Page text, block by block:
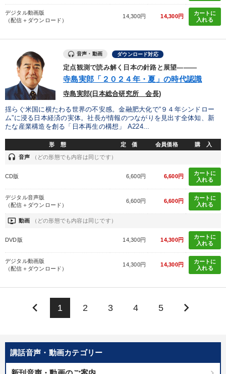
講話音声・動画カテゴリー
デジタル動画版
（配信＋ダウンロード）
14,300円 14,300円
カートに
入れる
音声・動画 ダウンロード対応
定点観測で読み解く日本の針路と展望―――
寺島実郎「２０２４年・夏」の時代認識
寺島実郎(日本総合研究所 会長)
揺らぐ米国に横たわる世界の不安感。金融肥大化で“９４年シンドロー
ム”に浸る日本経済の実体。社長が情報のつながりを見出す全体知、新
たな産業構造を創る「日本再生の構想」 A224...
形 態 定 価 会員価格 購 入
headset 音声 （どの形態でも内容は同じです）
CD版 6,600円 6,600円
カートに
入れる
デジタル音声版
（配信＋ダウンロード）
6,600円 6,600円
カートに
入れる
ondemand_video 動画 （どの形態でも内容は同じです）
DVD版 14,300円 14,300円
カートに
入れる
デジタル動画版
（配信＋ダウンロード）
14,300円 14,300円
カートに
入れる
keyboard_arrow_left 1 2 3 4 5 keyboard_arrow_right